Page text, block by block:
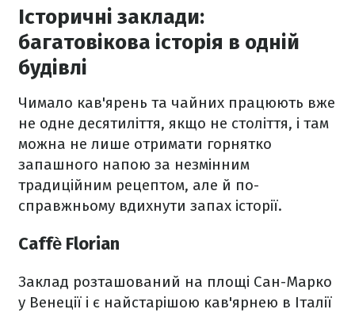
Історичні заклади:
багатовікова історія в одній
будівлі
Чимало кав'ярень та чайних працюють вже
не одне десятиліття, якщо не століття, і там
можна не лише отримати горнятко
запашного напою за незмінним
традиційним рецептом, але й по-
справжньому вдихнути запах історії.
Caffè Florian
Заклад розташований на площі Сан-Марко
у Венеції і є найстарішою кав'ярнею в Італії